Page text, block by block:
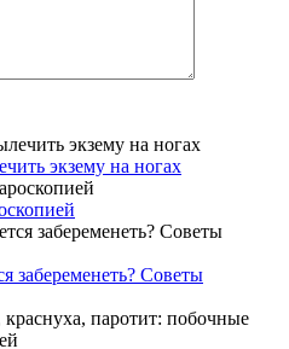
экзему на ногах
забеременеть? Советы